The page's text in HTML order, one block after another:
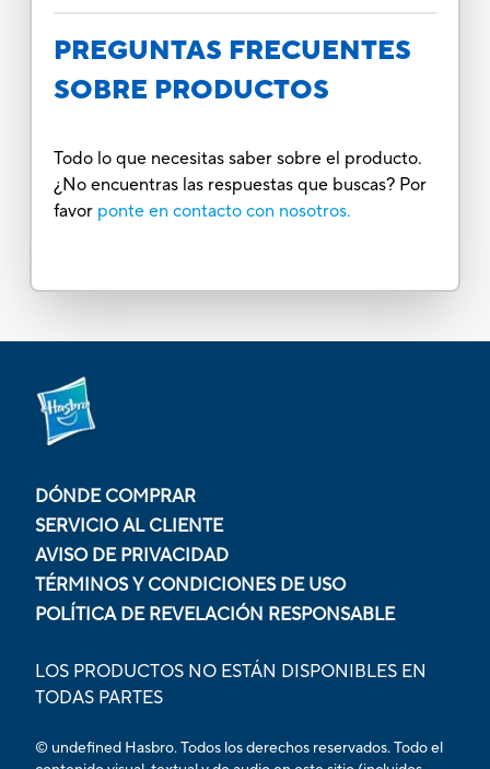
PREGUNTAS FRECUENTES
SOBRE PRODUCTOS
Todo lo que necesitas saber sobre el producto.
¿No encuentras las respuestas que buscas? Por
favor ponte en contacto con nosotros.
DÓNDE COMPRAR
SERVICIO AL CLIENTE
AVISO DE PRIVACIDAD
TÉRMINOS Y CONDICIONES DE USO
POLÍTICA DE REVELACIÓN RESPONSABLE
LOS PRODUCTOS NO ESTÁN DISPONIBLES EN
TODAS PARTES
© undefined Hasbro. Todos los derechos reservados. Todo el